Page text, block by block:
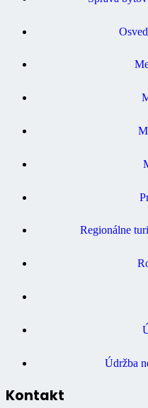
Regionálne
Údržba
Kontakt